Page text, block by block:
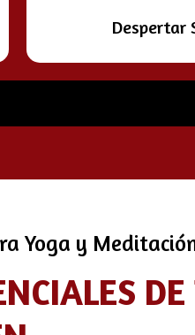
Despertar
Yoga y